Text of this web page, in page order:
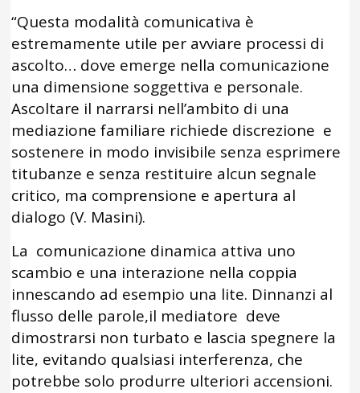
“Questa modalità comunicativa è
estremamente utile per avviare processi di
ascolto… dove emerge nella comunicazione
una dimensione soggettiva e personale.
Ascoltare il narrarsi nell’ambito di una
mediazione familiare richiede discrezione e
sostenere in modo invisibile senza esprimere
titubanze e senza restituire alcun segnale
critico, ma comprensione e apertura al
dialogo (V. Masini).
La comunicazione dinamica attiva uno
scambio e una interazione nella coppia
innescando ad esempio una lite. Dinnanzi al
flusso delle parole,il mediatore deve
dimostrarsi non turbato e lascia spegnere la
lite, evitando qualsiasi interferenza, che
potrebbe solo produrre ulteriori accensioni.